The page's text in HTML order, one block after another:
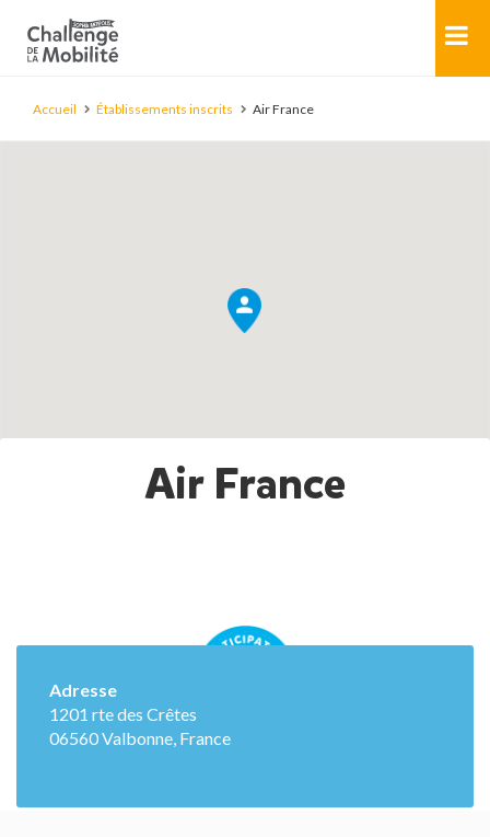
Accueil Établissements inscrits Air France
Air France
Adresse
1201 rte des Crêtes
06560 Valbonne, France